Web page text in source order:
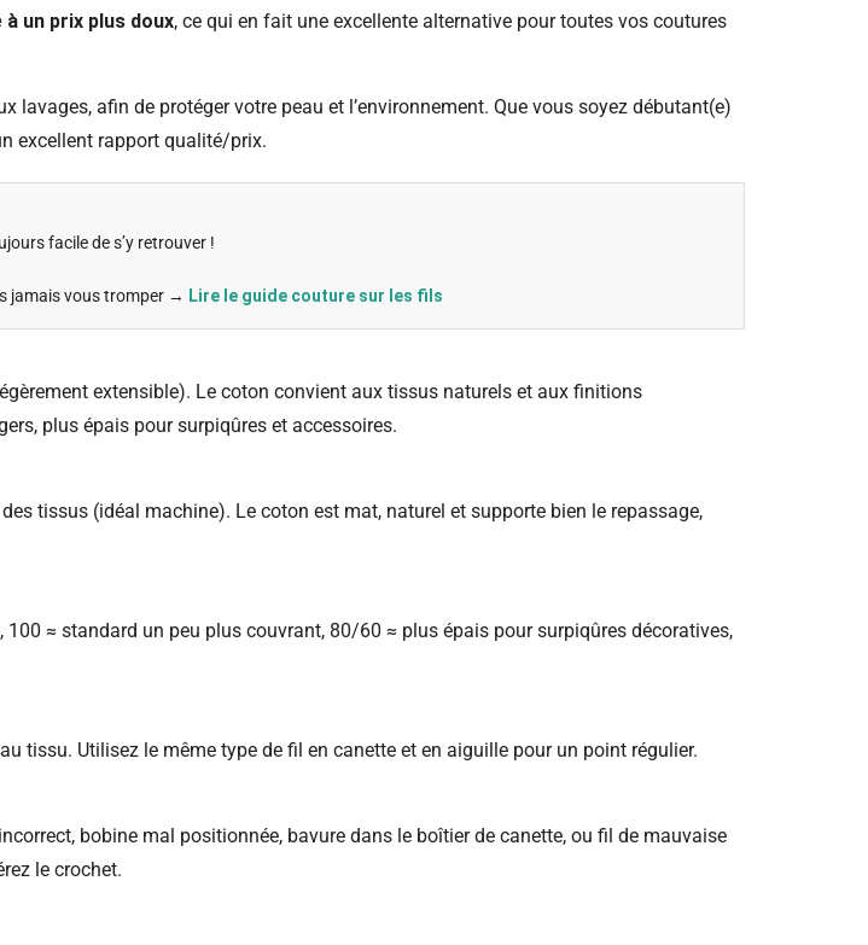
un prix plus doux, ce qui en fait une excellente alternative pour toutes vos coutures
lavages, afin de protéger votre peau et l’environnement. Que vous soyez débutant(e)
excellent rapport qualité/prix.
facile de s’y retrouver !
jamais vous tromper → Lire le guide couture sur les fils
extensible). Le coton convient aux tissus naturels et aux finitions
plus épais pour surpiqûres et accessoires.
tissus (idéal machine). Le coton est mat, naturel et supporte bien le repassage,
≈ standard un peu plus couvrant, 80/60 ≈ plus épais pour surpiqûres décoratives,
tissu. Utilisez le même type de fil en canette et en aiguille pour un point régulier.
bobine mal positionnée, bavure dans le boîtier de canette, ou fil de mauvaise
le crochet.